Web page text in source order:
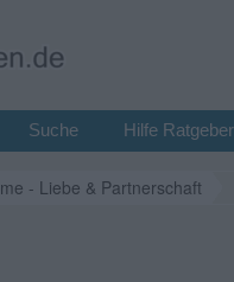
Suche Hilfe Ratgeber
- Liebe & Partnerschaft